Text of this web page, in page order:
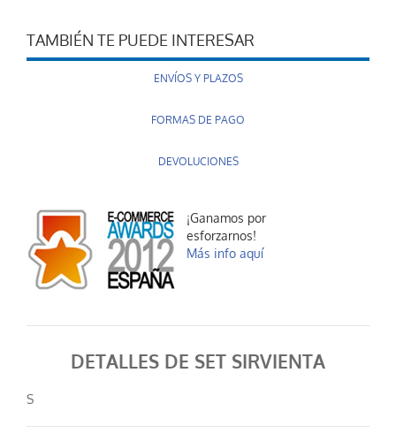
TAMBIÉN TE PUEDE INTERESAR
ENVÍOS Y PLAZOS
FORMAS DE PAGO
DEVOLUCIONES
¡Ganamos por
esforzarnos!
Más info aquí
DETALLES DE SET SIRVIENTA
S